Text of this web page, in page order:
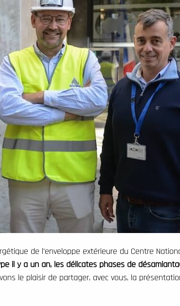
de l'enveloppe extérieure du Centre
il y a un an, les délicates phases de
le plaisir de partager, avec vous, la